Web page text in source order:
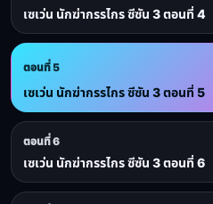
เซเว่น นักฆ่ากรรไกร ซีซัน 3 ตอนที่ 4
ตอนที่ 5
เซเว่น นักฆ่ากรรไกร ซีซัน 3 ตอนที่ 5
ตอนที่ 6
เซเว่น นักฆ่ากรรไกร ซีซัน 3 ตอนที่ 6